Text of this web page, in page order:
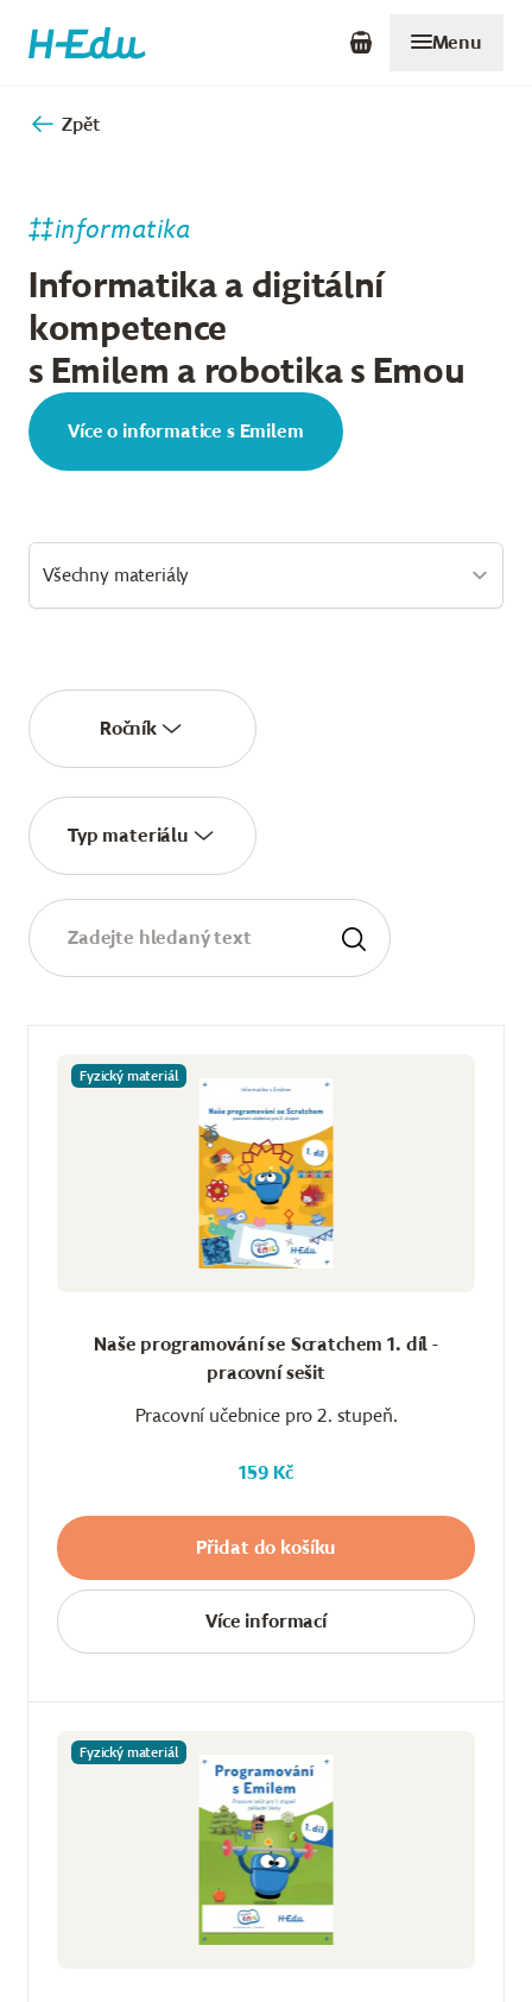
Menu
Zpět
informatika
Informatika a digitální
kompetence
s Emilem a robotika s Emou
Více o informatice s Emilem
Ročník
Typ materiálu
Fyzický materiál
Naše programování se Scratchem 1. díl -
pracovní sešit
Pracovní učebnice pro 2. stupeň.
159 Kč
Přidat do košíku
Více informací
Fyzický materiál